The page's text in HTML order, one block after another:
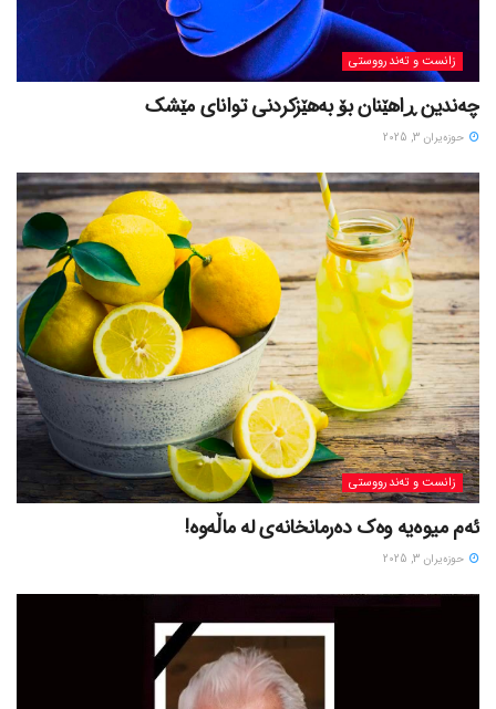
زانست و تەندرووستی
چەندین ڕاهێنان بۆ بەهێزکردنی توانای مێشک
حوزه‌یران 3, 2025
زانست و تەندرووستی
ئەم میوەیە وەک دەرمانخانەی لە ماڵەوە!
حوزه‌یران 3, 2025